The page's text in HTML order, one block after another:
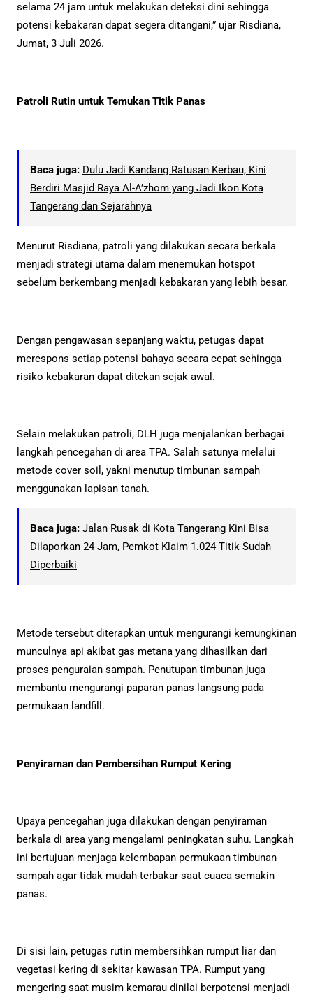
selama 24 jam untuk melakukan deteksi dini sehingga
potensi kebakaran dapat segera ditangani,” ujar Risdiana,
Jumat, 3 Juli 2026.
Patroli Rutin untuk Temukan Titik Panas
Baca juga: Dulu Jadi Kandang Ratusan Kerbau, Kini
Berdiri Masjid Raya Al-A’zhom yang Jadi Ikon Kota
Tangerang dan Sejarahnya
Menurut Risdiana, patroli yang dilakukan secara berkala
menjadi strategi utama dalam menemukan hotspot
sebelum berkembang menjadi kebakaran yang lebih besar.
Dengan pengawasan sepanjang waktu, petugas dapat
merespons setiap potensi bahaya secara cepat sehingga
risiko kebakaran dapat ditekan sejak awal.
Selain melakukan patroli, DLH juga menjalankan berbagai
langkah pencegahan di area TPA. Salah satunya melalui
metode cover soil, yakni menutup timbunan sampah
menggunakan lapisan tanah.
Baca juga: Jalan Rusak di Kota Tangerang Kini Bisa
Dilaporkan 24 Jam, Pemkot Klaim 1.024 Titik Sudah
Diperbaiki
Metode tersebut diterapkan untuk mengurangi kemungkinan
munculnya api akibat gas metana yang dihasilkan dari
proses penguraian sampah. Penutupan timbunan juga
membantu mengurangi paparan panas langsung pada
permukaan landfill.
Penyiraman dan Pembersihan Rumput Kering
Upaya pencegahan juga dilakukan dengan penyiraman
berkala di area yang mengalami peningkatan suhu. Langkah
ini bertujuan menjaga kelembapan permukaan timbunan
sampah agar tidak mudah terbakar saat cuaca semakin
panas.
Di sisi lain, petugas rutin membersihkan rumput liar dan
vegetasi kering di sekitar kawasan TPA. Rumput yang
mengering saat musim kemarau dinilai berpotensi menjadi